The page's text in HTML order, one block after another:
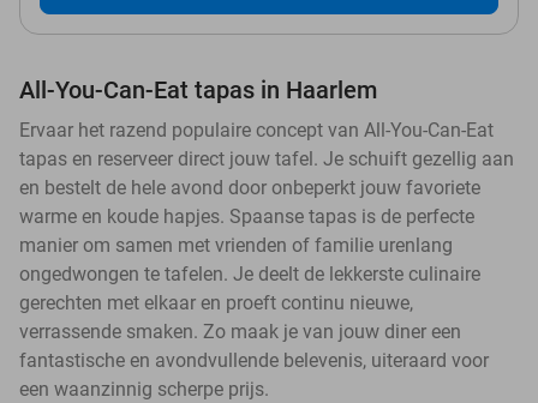
All-You-Can-Eat tapas in Haarlem
Ervaar het razend populaire concept van All-You-Can-Eat
tapas en reserveer direct jouw tafel. Je schuift gezellig aan
en bestelt de hele avond door onbeperkt jouw favoriete
warme en koude hapjes. Spaanse tapas is de perfecte
manier om samen met vrienden of familie urenlang
ongedwongen te tafelen. Je deelt de lekkerste culinaire
gerechten met elkaar en proeft continu nieuwe,
verrassende smaken. Zo maak je van jouw diner een
fantastische en avondvullende belevenis, uiteraard voor
een waanzinnig scherpe prijs.